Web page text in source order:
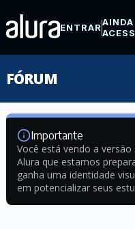
ENTRAR
FÓRUM
Importante
Você está vendo a
Alura que estamos
ganha uma identidade
em potencializar seus